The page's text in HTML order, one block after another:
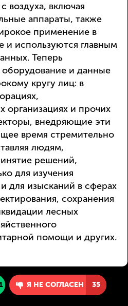
воздуха, включая
аппараты, также
применение в
и используются главным
Теперь
оборудование и данные
кругу лиц: в
организациях и прочих
внедряющие эти
время стремительно
людям,
решений,
для изучения
для изысканий в сферах
сохранения
лесных
помощи и других.
Я НЕ СОГЛАСЕН 35